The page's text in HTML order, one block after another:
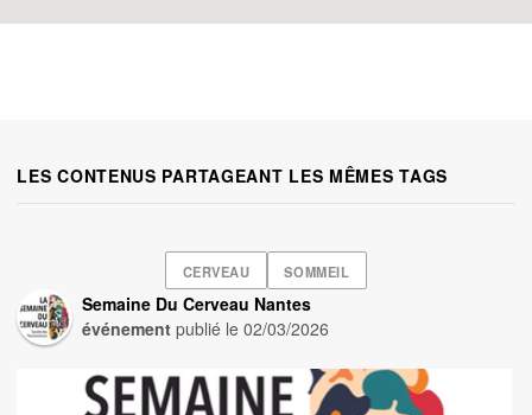
LES CONTENUS PARTAGEANT LES MÊMES TAGS
CERVEAU SOMMEIL
Semaine Du Cerveau Nantes
événement publié le02/03/2026